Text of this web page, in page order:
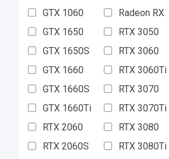
GTX 1060
GTX 1650
GTX 1650S
GTX 1660
GTX 1660S
GTX 1660Ti
RTX 2060
RTX 2060S
Radeon RX
RTX 3050
RTX 3060
RTX 3060Ti
RTX 3070
RTX 3070Ti
RTX 3080
RTX 3080Ti